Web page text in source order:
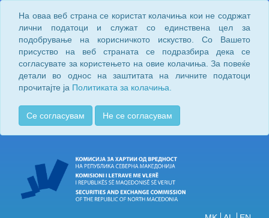
На оваа веб страна се користат колачиња кои не содржат
лични податоци и служат со единствена цел за
подобрување на корисничкото искуство. Со Вашето
присуство на веб страната се подразбира дека се
согласувате за користењето на овие колачиња. За повеќе
детали во однос на заштитата на личните податоци
прочитајте ја Политиката за колачиња.
Се согласувам Не се согласувам